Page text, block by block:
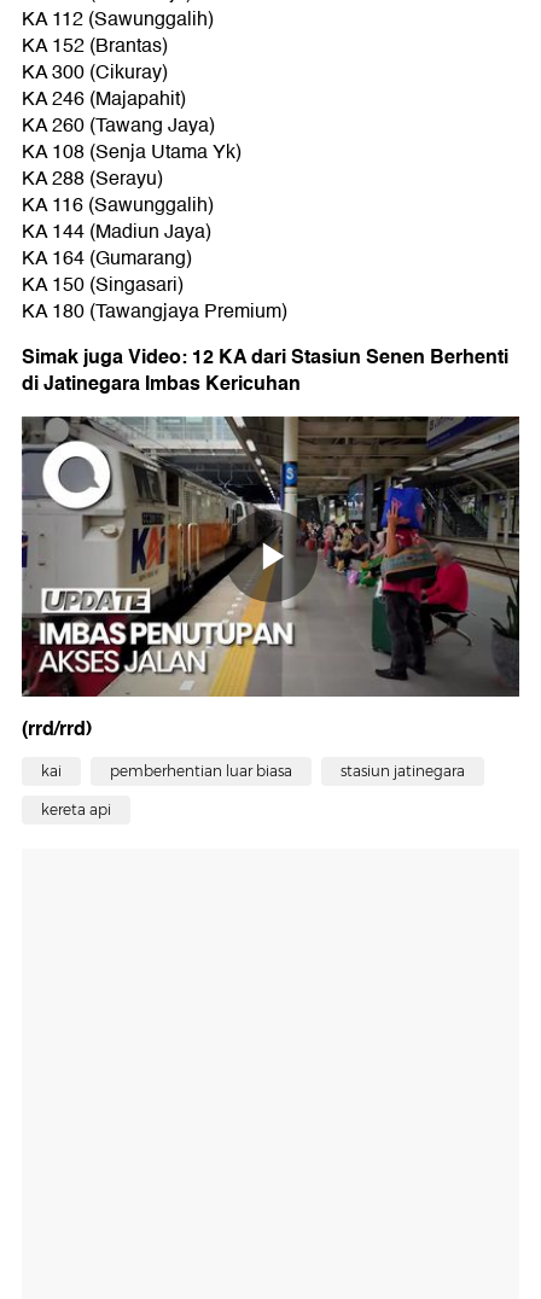
KA 112 (Sawunggalih)
KA 152 (Brantas)
KA 300 (Cikuray)
KA 246 (Majapahit)
KA 260 (Tawang Jaya)
KA 108 (Senja Utama Yk)
KA 288 (Serayu)
KA 116 (Sawunggalih)
KA 144 (Madiun Jaya)
KA 164 (Gumarang)
KA 150 (Singasari)
KA 180 (Tawangjaya Premium)
Simak juga Video: 12 KA dari Stasiun Senen Berhenti
di Jatinegara Imbas Kericuhan
(rrd/rrd)
kai pemberhentian luar biasa stasiun jatinegara
kereta api